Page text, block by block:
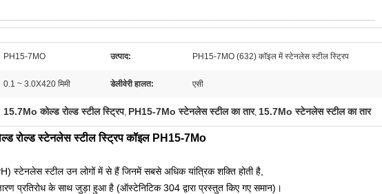
PH15-7MO उत्पाद: PH15-7MO (632) कॉइल में स्टेनलेस स्टील स्ट्रिप
0.1 ~ 3.0X420 मिमी डेलीवेरी हालत: एसी
15.7Mo कोल्ड रोल्ड स्टील स्ट्रिप, PH15-7Mo स्टेनलेस स्टील का तार, 15.7Mo स्टेनलेस स्टील का तार
रोल्ड स्टेनलेस स्टील स्ट्रिप कॉइल PH15-7Mo
स्टेनलेस स्टील उन लोगों में से हैं जिनमें सबसे अधिक यांत्रिक शक्ति होती है,
प्रतिरोध के साथ जुड़ा हुआ है (ऑस्टेनिटिक 304 द्वारा प्रस्तुत किए गए समान)।